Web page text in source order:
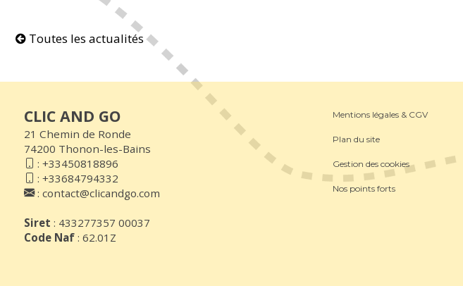
Toutes les actualités
CLIC AND GO
21 Chemin de Ronde
74200 Thonon-les-Bains
: +33450818896
: +33684794332
: contact@clicandgo.com
Siret : 433277357 00037
Code Naf : 62.01Z
Mentions légales & CGV
Plan du site
Gestion des cookies
Nos points forts